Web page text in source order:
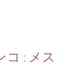
コ : メス